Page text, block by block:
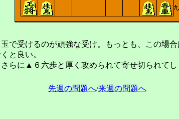
で受けるのが頑強な受け。もっとも、この場
と良い。
らに▲６六歩と厚く攻められて寄せ切られてし
先週の問題へ/来週の問題へ